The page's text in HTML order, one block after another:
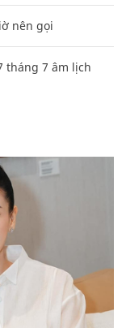
nên gọi
tháng 7 âm lịch